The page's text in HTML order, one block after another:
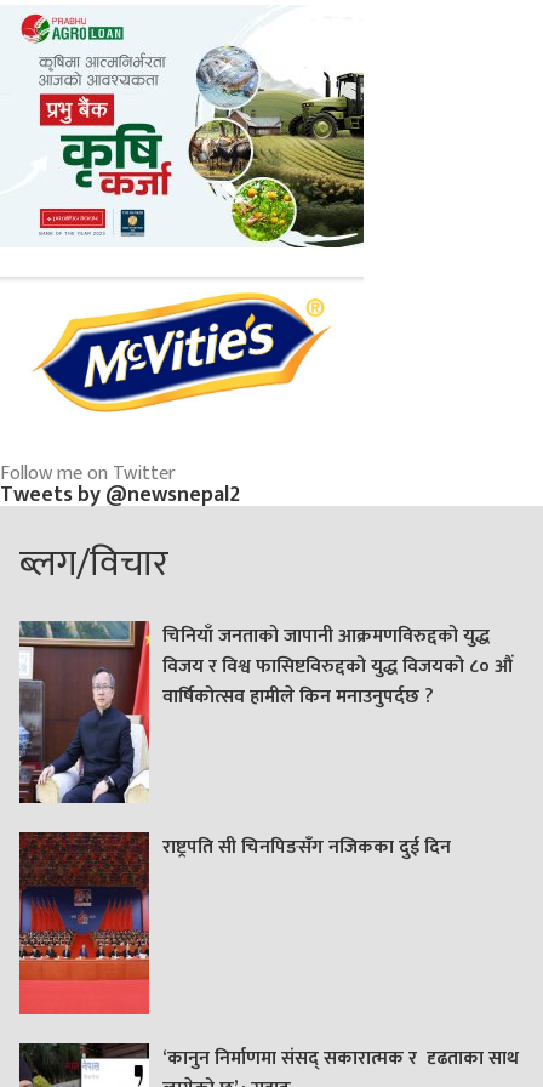
Follow me on Twitter
Tweets by @newsnepal2
ब्लग/विचार
चिनियाँ जनताको जापानी आक्रमणविरुद्दको युद्ध
विजय र विश्व फासिष्टविरुद्दको युद्ध विजयको ८० औं
वार्षिकोत्सव हामीले किन मनाउनुपर्दछ ?
राष्ट्रपति सी चिनपिङसँग नजिकका दुई दिन
‘कानुन निर्माणमा संसद् सकारात्मक र दृढताका साथ